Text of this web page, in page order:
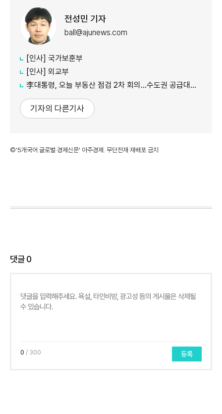
전성민 기자
ball@ajunews.com
[인사] 국가보훈부
[인사] 외교부
李대통령, 오늘 부동산 점검 2차 회의…수도권 공급대책 중점 논의
기자의 다른기사
©'5개국어 글로벌 경제신문' 아주경제. 무단전재·재배포 금지
댓글0
0 / 300 등록